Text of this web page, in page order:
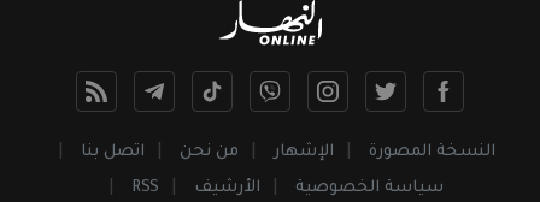
النسخة المصورة الإشهار من نحن
اتصل بنا
سياسة الخصوصية
الأرشيف
RSS